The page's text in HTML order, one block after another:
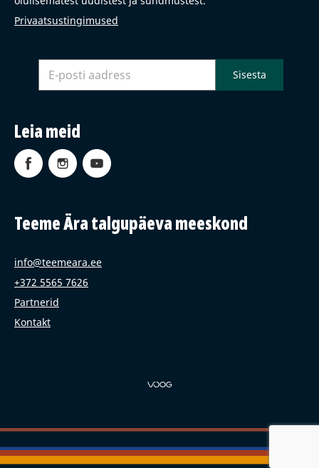
Privaatsustingimused
Leia meid
Teeme Ära talgupäeva meeskond
info@teemeara.ee
+372 5565 7626
Partnerid
Kontakt